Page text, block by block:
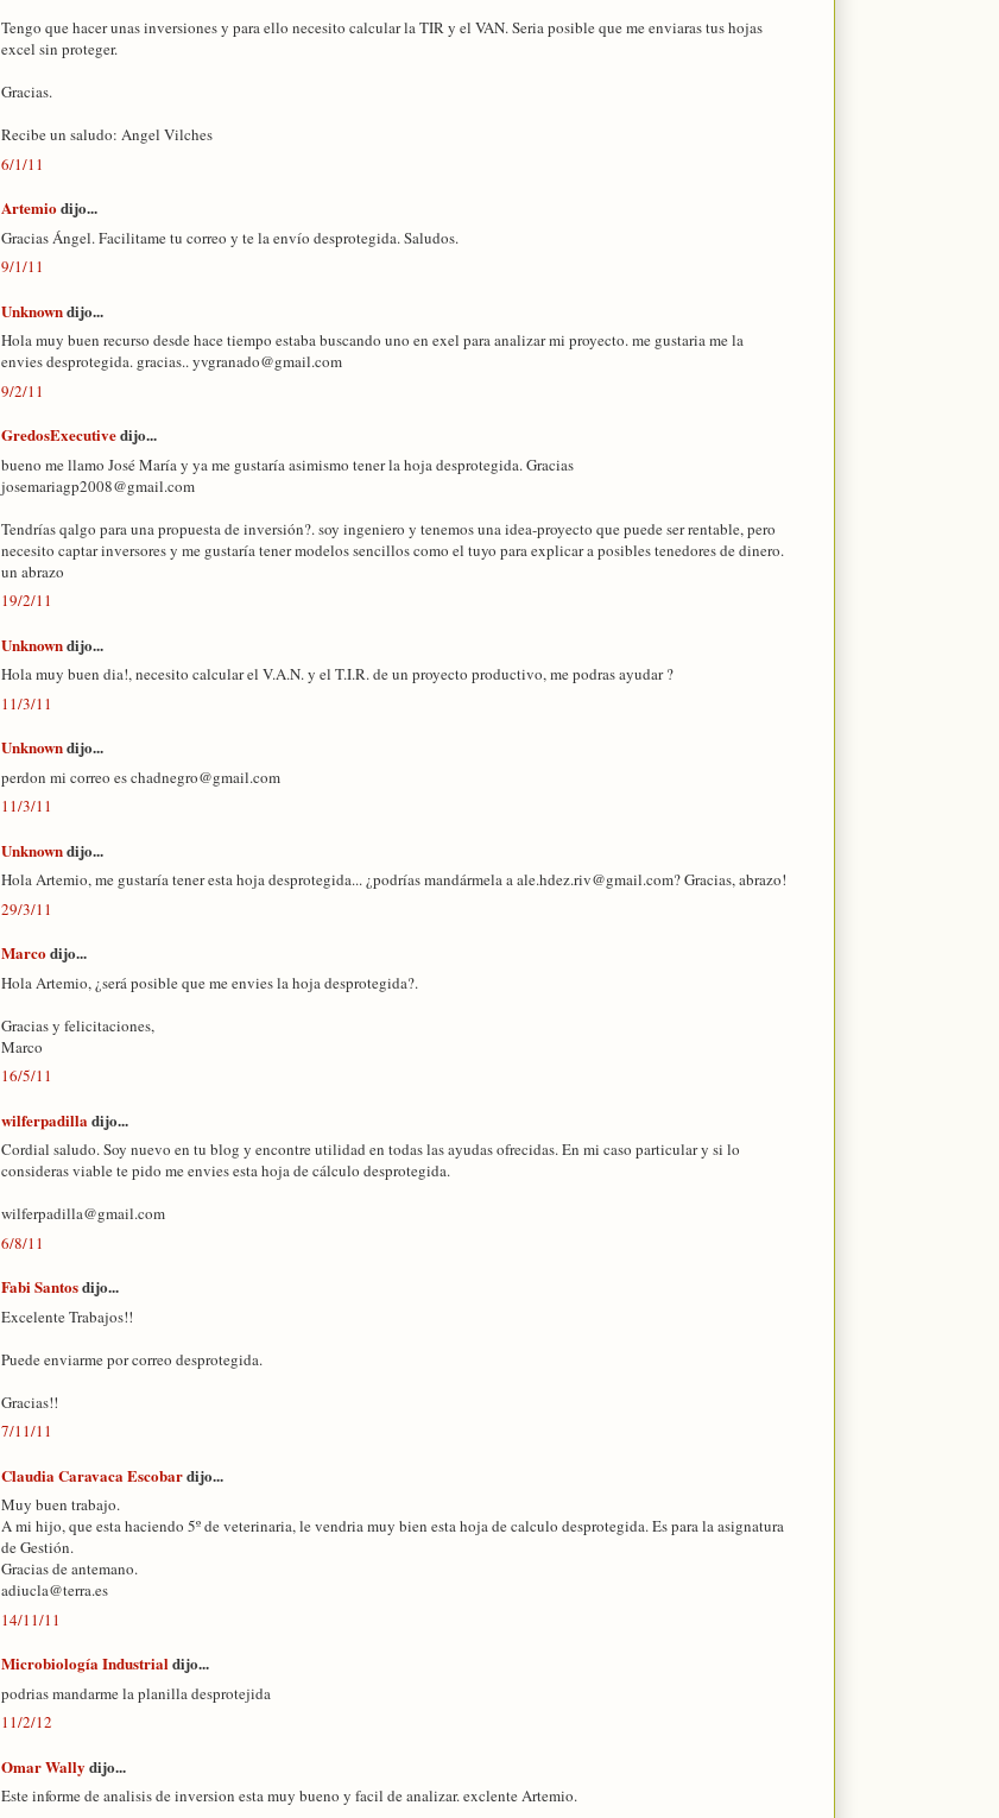
Tengo que hacer unas inversiones y para ello necesito calcular la TIR y el VAN. Seria posible que me enviaras tus hojas
excel sin proteger.
Gracias.
Recibe un saludo: Angel Vilches
6/1/11
Artemiodijo...
Gracias Ángel. Facilitame tu correo y te la envío desprotegida. Saludos.
9/1/11
Unknowndijo...
Hola muy buen recurso desde hace tiempo estaba buscando uno en exel para analizar mi proyecto. me gustaria me la
envies desprotegida. gracias.. yvgranado@gmail.com
9/2/11
GredosExecutivedijo...
bueno me llamo José María y ya me gustaría asimismo tener la hoja desprotegida. Gracias
josemariagp2008@gmail.com
Tendrías qalgo para una propuesta de inversión?. soy ingeniero y tenemos una idea-proyecto que puede ser rentable, pero
necesito captar inversores y me gustaría tener modelos sencillos como el tuyo para explicar a posibles tenedores de dinero.
un abrazo
19/2/11
Unknowndijo...
Hola muy buen dia!, necesito calcular el V.A.N. y el T.I.R. de un proyecto productivo, me podras ayudar ?
11/3/11
Unknowndijo...
perdon mi correo es chadnegro@gmail.com
11/3/11
Unknowndijo...
Hola Artemio, me gustaría tener esta hoja desprotegida... ¿podrías mandármela a ale.hdez.riv@gmail.com? Gracias, abrazo!
29/3/11
Marcodijo...
Hola Artemio, ¿será posible que me envies la hoja desprotegida?.
Gracias y felicitaciones,
Marco
16/5/11
wilferpadilla dijo...
Cordial saludo. Soy nuevo en tu blog y encontre utilidad en todas las ayudas ofrecidas. En mi caso particular y si lo
consideras viable te pido me envies esta hoja de cálculo desprotegida.
wilferpadilla@gmail.com
6/8/11
Fabi Santosdijo...
Excelente Trabajos!!
Puede enviarme por correo desprotegida.
Gracias!!
7/11/11
Claudia Caravaca Escobardijo...
Muy buen trabajo.
A mi hijo, que esta haciendo 5º de veterinaria, le vendria muy bien esta hoja de calculo desprotegida. Es para la asignatura
de Gestión.
Gracias de antemano.
adiucla@terra.es
14/11/11
Microbiología Industrialdijo...
podrias mandarme la planilla desprotejida
11/2/12
Omar Wally dijo...
Este informe de analisis de inversion esta muy bueno y facil de analizar. exclente Artemio.